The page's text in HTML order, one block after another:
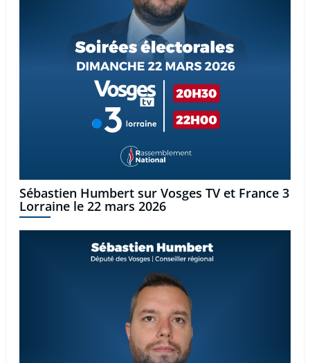
Sébastien Humbert sur Vosges TV et France 3
Lorraine le 22 mars 2026